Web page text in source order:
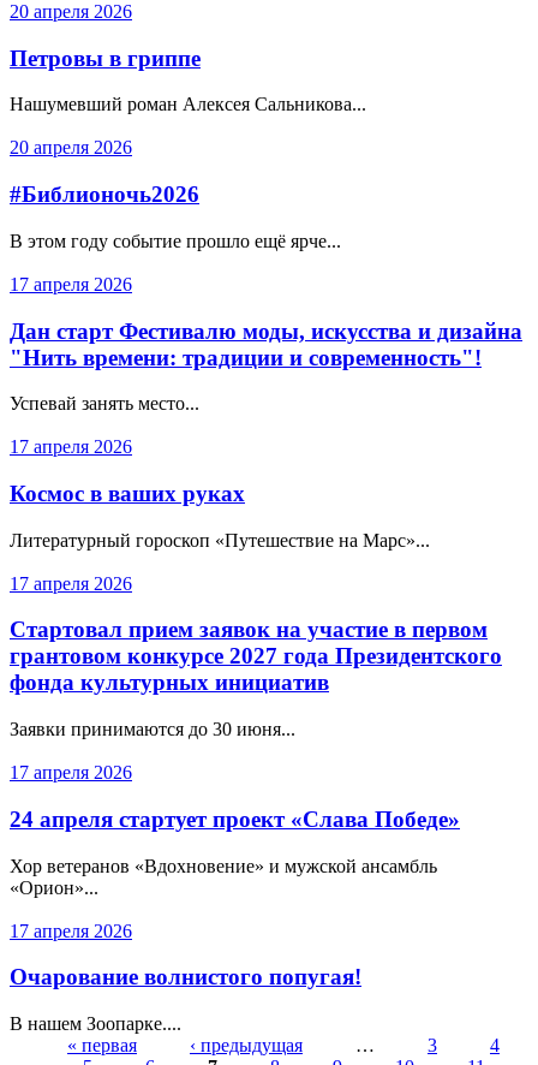
20 апреля 2026
Петровы в гриппе
Нашумевший роман Алексея Сальникова...
20 апреля 2026
#Библионочь2026
В этом году событие прошло ещё ярче...
17 апреля 2026
Дан старт Фестивалю моды, искусства и дизайна
"Нить времени: традиции и современность"!
Успевай занять место...
17 апреля 2026
Космос в ваших руках
Литературный гороскоп «Путешествие на Марс»...
17 апреля 2026
Стартовал прием заявок на участие в первом
грантовом конкурсе 2027 года Президентского
фонда культурных инициатив
Заявки принимаются до 30 июня...
17 апреля 2026
24 апреля стартует проект «Слава Победе»
Хор ветеранов «Вдохновение» и мужской ансамбль
«Орион»...
17 апреля 2026
Очарование волнистого попугая!
В нашем Зоопарке....
« первая ‹ предыдущая … 3
4